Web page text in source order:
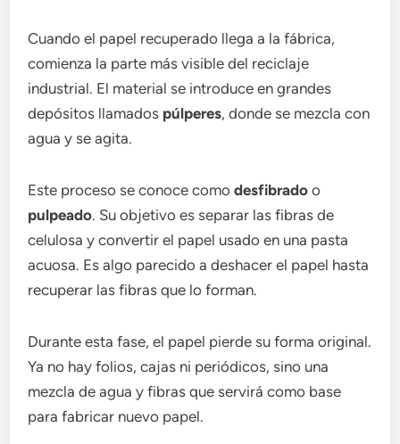
Cuando el papel recuperado llega a la fábrica,
comienza la parte más visible del reciclaje
industrial. El material se introduce en grandes
depósitos llamados púlperes, donde se mezcla con
agua y se agita.
Este proceso se conoce comodesfibrado o
pulpeado. Su objetivo es separar las fibras de
celulosa y convertir el papel usado en una pasta
acuosa. Es algo parecido a deshacer el papel hasta
recuperar las fibras que lo forman.
Durante esta fase, el papel pierde su forma original.
Ya no hay folios, cajas ni periódicos, sino una
mezcla de agua y fibras que servirá como base
para fabricar nuevo papel.